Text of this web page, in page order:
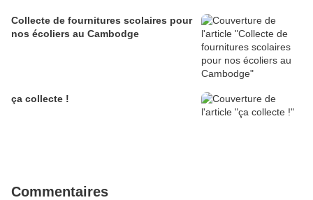
Collecte de fournitures scolaires pour
nos écoliers au Cambodge
ça collecte !
Commentaires